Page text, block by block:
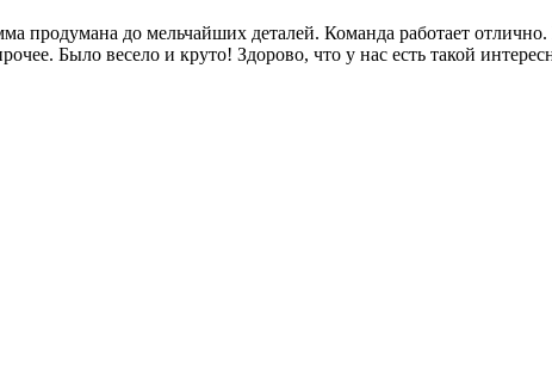
продумана до мельчайших деталей. Команда работает
Было весело и круто! Здорово, что у нас есть такой